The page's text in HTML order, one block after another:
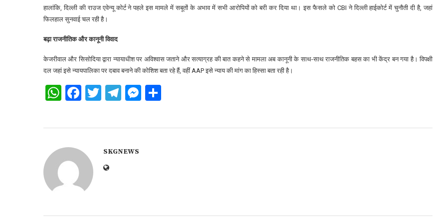
हालांकि, दिल्ली की राउज एवेन्यू कोर्ट ने पहले इस मामले में सबूतों के अभाव में सभी आरोपियों को बरी कर दिया था। इस फैसले को CBI ने दिल्ली हाईकोर्ट में चुनौती दी है, जहां
फिलहाल सुनवाई चल रही है।
बढ़ा राजनीतिक और कानूनी विवाद
केजरीवाल और सिसोदिया द्वारा न्यायाधीश पर अविश्वास जताने और सत्याग्रह की बात कहने से मामला अब कानूनी के साथ-साथ राजनीतिक बहस का भी केंद्र बन गया है। विपक्षी
दल जहां इसे न्यायपालिका पर दबाव बनाने की कोशिश बता रहे हैं, वहीं AAP इसे न्याय की मांग का हिस्सा बता रही है।
WhatsApp
Facebook
Twitter
Telegram
Messenger
SKGNEWS